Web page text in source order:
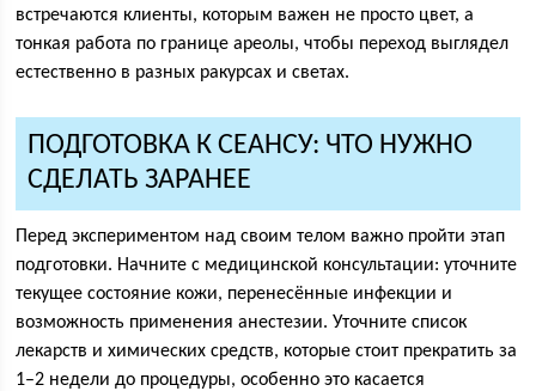
встречаются клиенты, которым важен не просто цвет, а
тонкая работа по границе ареолы, чтобы переход выглядел
естественно в разных ракурсах и светах.
ПОДГОТОВКА К СЕАНСУ: ЧТО НУЖНО
СДЕЛАТЬ ЗАРАНЕЕ
Перед экспериментом над своим телом важно пройти этап
подготовки. Начните с медицинской консультации: уточните
текущее состояние кожи, перенесённые инфекции и
возможность применения анестезии. Уточните список
лекарств и химических средств, которые стоит прекратить за
1–2 недели до процедуры, особенно это касается